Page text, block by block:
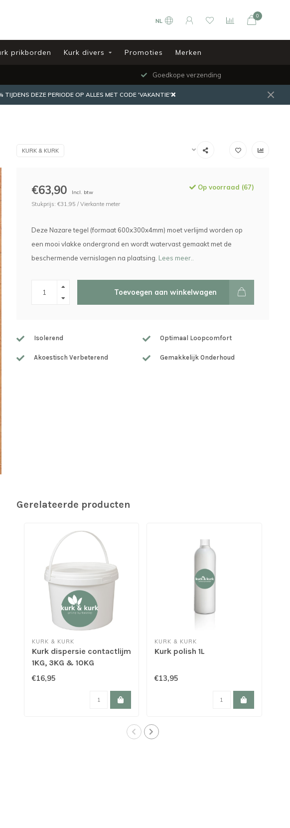
NL
0
prikborden Kurk divers Promoties Merken
Goedkope verzending
DEZE PERIODE OP ALLES MET CODE 'VAKANTIE'❌
KURK & KURK
€63,90 Incl. btw
Op voorraad (67)
Stukprijs: €31,95 / Vierkante meter
Deze Nazare tegel (formaat 600x300x4mm) moet verlijmd worden op
een mooi vlakke ondergrond en wordt watervast gemaakt met de
beschermende vernislagen na plaatsing. Lees meer..
Toevoegen aan winkelwagen
Isolerend Optimaal Loopcomfort
Akoestisch Verbeterend Gemakkelijk Onderhoud
Gerelateerde producten
KURK & KURK
Kurk dispersie contactlijm
1KG, 3KG & 10KG
€16,95
KURK & KURK
Kurk polish 1L
€13,95